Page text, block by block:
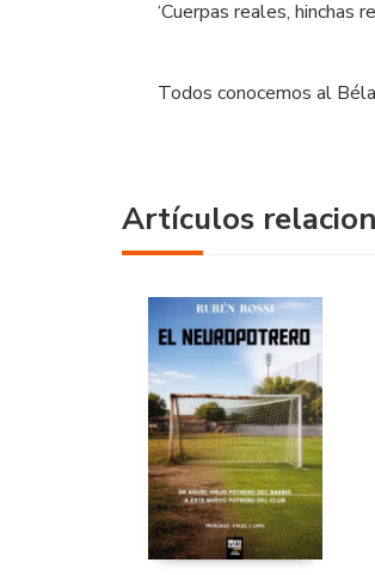
‘Cuerpas reales, hinchas
Todos conocemos al
Artículos